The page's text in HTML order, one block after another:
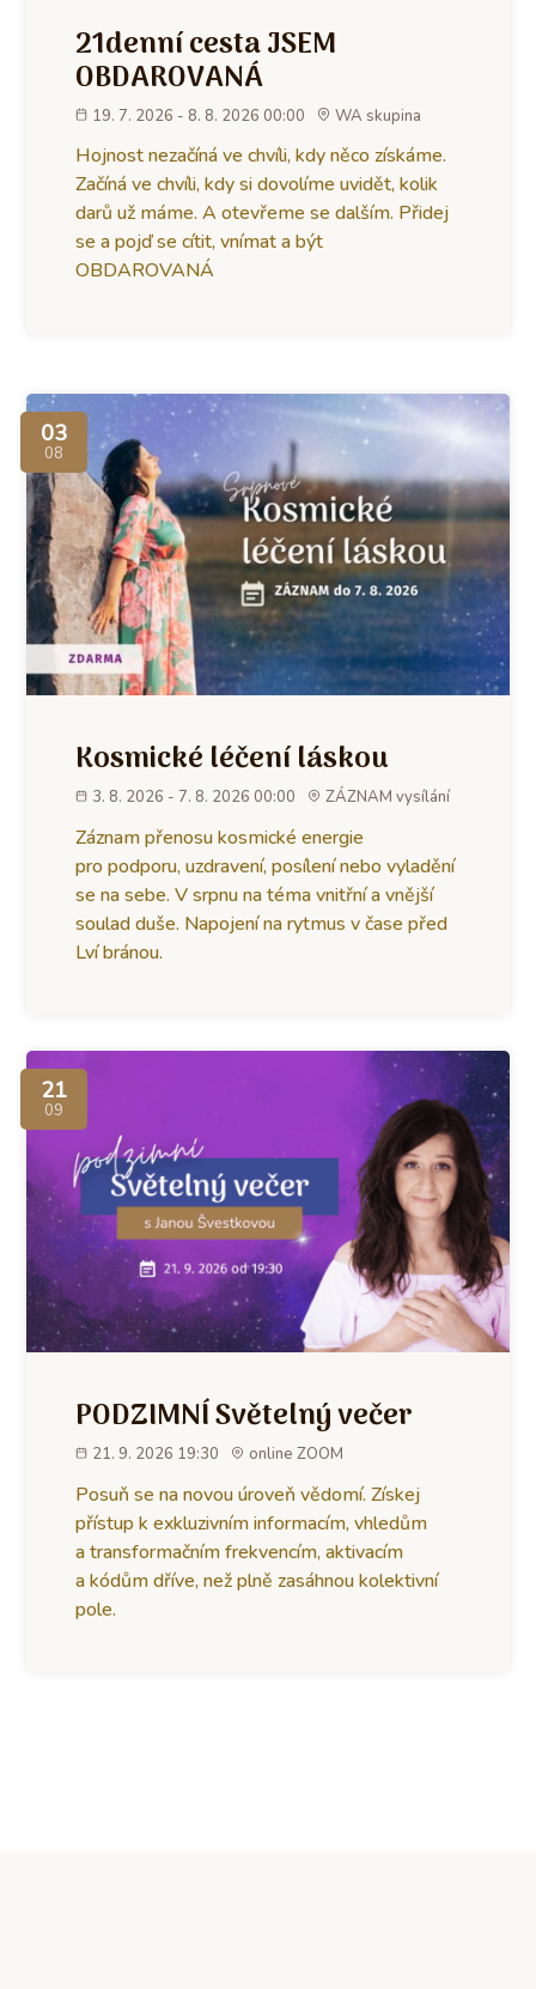
21denní cesta JSEM
OBDAROVANÁ
19. 7. 2026 - 8. 8. 2026 00:00 WA skupina
Hojnost nezačíná ve chvíli, kdy něco získáme.
Začíná ve chvíli, kdy si dovolíme uvidět, kolik
darů už máme. A otevřeme se dalším. Přidej
se a pojď se cítit, vnímat a být
OBDAROVANÁ
03
08
Kosmické léčení láskou
3. 8. 2026 - 7. 8. 2026 00:00 ZÁZNAM vysílání
Záznam přenosu kosmické energie
pro podporu, uzdravení, posílení nebo vyladění
se na sebe. V srpnu na téma vnitřní a vnější
soulad duše. Napojení na rytmus v čase před
Lví bránou.
21
09
PODZIMNÍ Světelný večer
21. 9. 2026 19:30 online ZOOM
Posuň se na novou úroveň vědomí. Získej
přístup k exkluzivním informacím, vhledům
a transformačním frekvencím, aktivacím
a kódům dříve, než plně zasáhnou kolektivní
pole.